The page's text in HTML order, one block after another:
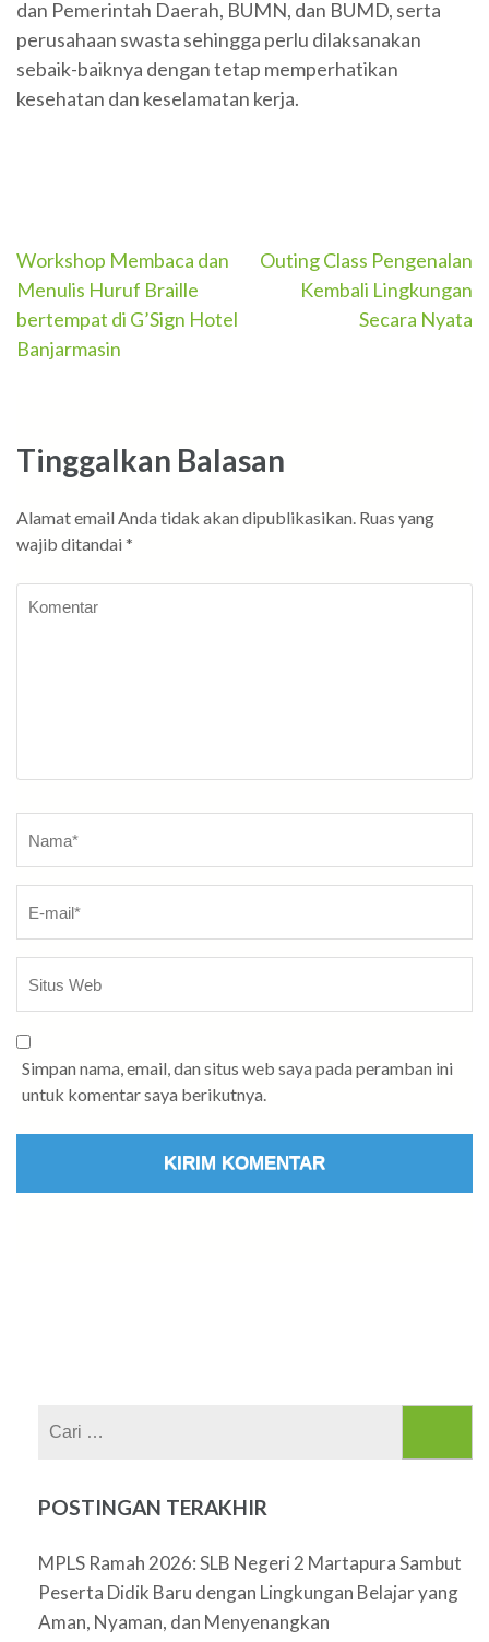
dan Pemerintah Daerah, BUMN, dan BUMD, serta
perusahaan swasta sehingga perlu dilaksanakan
sebaik-baiknya dengan tetap memperhatikan
kesehatan dan keselamatan kerja.
Navigasi
pos
Workshop Membaca dan
Menulis Huruf Braille
bertempat di G’Sign Hotel
Banjarmasin
Outing Class Pengenalan
Kembali Lingkungan
Secara Nyata
Tinggalkan Balasan
Alamat email Anda tidak akan dipublikasikan. Ruas yang
wajib ditandai *
Simpan nama, email, dan situs web saya pada peramban ini
untuk komentar saya berikutnya.
POSTINGAN TERAKHIR
MPLS Ramah 2026: SLB Negeri 2 Martapura Sambut
Peserta Didik Baru dengan Lingkungan Belajar yang
Aman, Nyaman, dan Menyenangkan